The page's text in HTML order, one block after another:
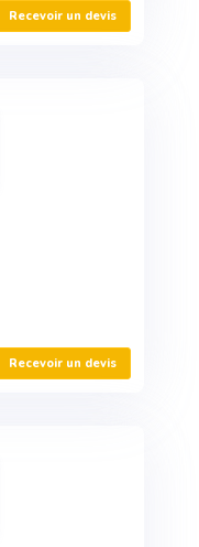
Recevoir un devis
Recevoir un devis